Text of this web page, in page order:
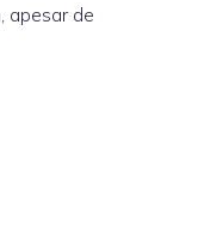
apesar de